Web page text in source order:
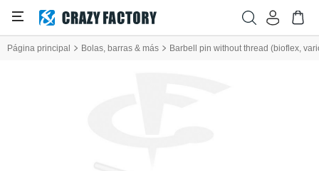
Página principal Bolas, barras & más Barbell pin without thread (bioflex,